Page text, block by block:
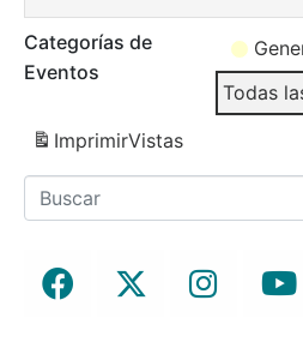
Categorías de
Eventos
Todas
ImprimirVistas